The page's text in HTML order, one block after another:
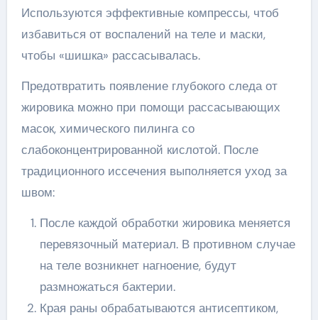
Используются эффективные компрессы, чтоб
избавиться от воспалений на теле и маски,
чтобы «шишка» рассасывалась.
Предотвратить появление глубокого следа от
жировика можно при помощи рассасывающих
масок, химического пилинга со
слабоконцентрированной кислотой. После
традиционного иссечения выполняется уход за
швом:
После каждой обработки жировика меняется
перевязочный материал. В противном случае
на теле возникнет нагноение, будут
размножаться бактерии.
Края раны обрабатываются антисептиком,